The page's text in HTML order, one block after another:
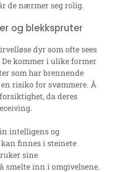
de nærmer seg rolig.
og blekkspruter
dyr som ofte sees
kommer i ulike former
som har brennende
risiko for svømmere. Å
da deres
intelligens og
finnes i steinete
sine
smelte inn i omgivelsene.